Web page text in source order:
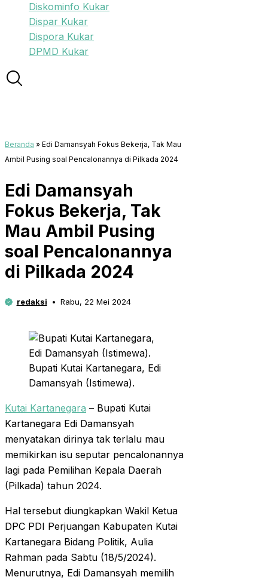
Diskominfo Kukar
Dispar Kukar
Dispora Kukar
DPMD Kukar
Beranda » Edi Damansyah Fokus Bekerja, Tak Mau
Ambil Pusing soal Pencalonannya di Pilkada 2024
Edi Damansyah
Fokus Bekerja, Tak
Mau Ambil Pusing
soal Pencalonannya
di Pilkada 2024
redaksi Rabu, 22 Mei 2024
Bupati Kutai Kartanegara, Edi
Damansyah (Istimewa).
Kutai Kartanegara – Bupati Kutai
Kartanegara Edi Damansyah
menyatakan dirinya tak terlalu mau
memikirkan isu seputar pencalonannya
lagi pada Pemilihan Kepala Daerah
(Pilkada) tahun 2024.
Hal tersebut diungkapkan Wakil Ketua
DPC PDI Perjuangan Kabupaten Kutai
Kartanegara Bidang Politik, Aulia
Rahman pada Sabtu (18/5/2024).
Menurutnya, Edi Damansyah memilih